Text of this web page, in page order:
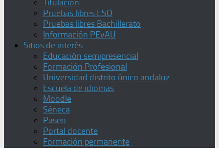
Titulación
Pruebas libres ESO
Pruebas libres Bachillerato
Información PEvAU
Sitios de interés
Educación semipresencial
Formación Profesional
Universidad distrito único andaluz
Escuela de idiomas
Moodle
Séneca
Pasen
Portal docente
Formación permanente